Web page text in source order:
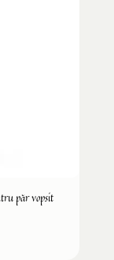
păr vopsit